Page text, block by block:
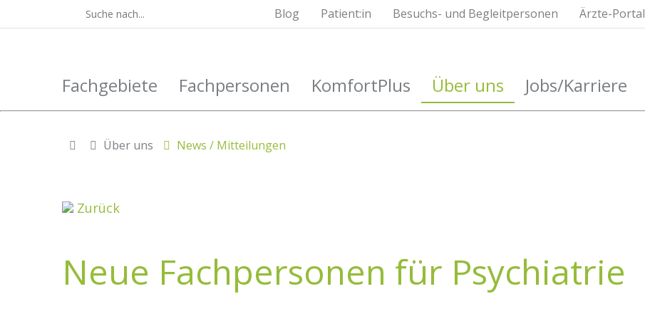
Ärzte-Portal
Besuchs- und Begleitpersonen
Patient:in
Blog
Fachgebiete Fachpersonen KomfortPlus Über uns Jobs/Karriere
Über uns News / Mitteilungen
Zurück
Neue Fachpersonen für Psychiatrie